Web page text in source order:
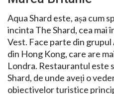
Aqua Shard este, așa cum
incinta The Shard, cea mai
Vest. Face parte din
din Hong Kong, care are
Londra. Restaurantul este
Shard, de unde aveți o
obiectivelor turistice